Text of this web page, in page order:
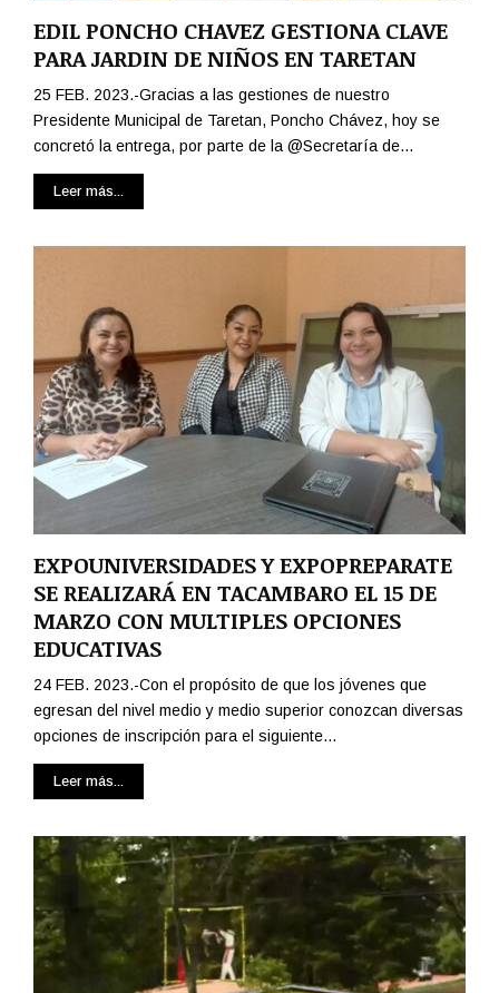
EDIL PONCHO CHAVEZ GESTIONA CLAVE
PARA JARDIN DE NIÑOS EN TARETAN
25 FEB. 2023.-Gracias a las gestiones de nuestro
Presidente Municipal de Taretan, Poncho Chávez, hoy se
concretó la entrega, por parte de la @Secretaría de...
Leer más...
EXPOUNIVERSIDADES Y EXPOPREPARATE
SE REALIZARÁ EN TACAMBARO EL 15 DE
MARZO CON MULTIPLES OPCIONES
EDUCATIVAS
24 FEB. 2023.-Con el propósito de que los jóvenes que
egresan del nivel medio y medio superior conozcan diversas
opciones de inscripción para el siguiente...
Leer más...